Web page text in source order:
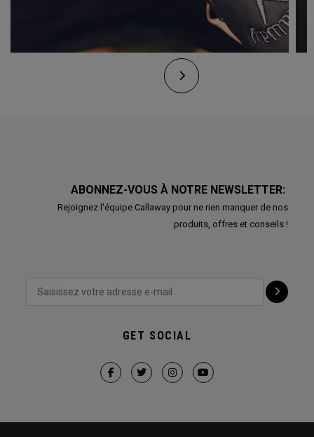
ABONNEZ-VOUS À NOTRE NEWSLETTER:
Rejoignez l'équipe Callaway pour ne rien manquer de nos
produits, offres et conseils !
GET SOCIAL